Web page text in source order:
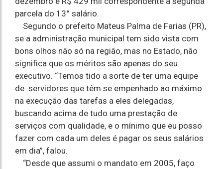
parcela do 13° salário.
Segundo o prefeito Mateus Palma de Farias (PR),
se a administração municipal tem sido vista com
bons olhos não só na região, mas no Estado, não
significa que os méritos são apenas do seu
executivo. “Temos tido a sorte de ter uma equipe
de servidores que têm se empenhado ao máximo
na execução das tarefas a eles delegadas,
buscando acima de tudo uma prestação de
serviços com qualidade, e o mínimo que eu posso
fazer com cada um deles é pagar os seus salários
em dia”, falou.
“Desde que assumi o mandato em 2005, faço